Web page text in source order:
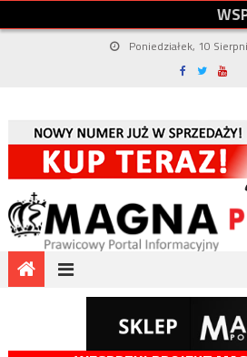
WS
Poniedziałek, 10